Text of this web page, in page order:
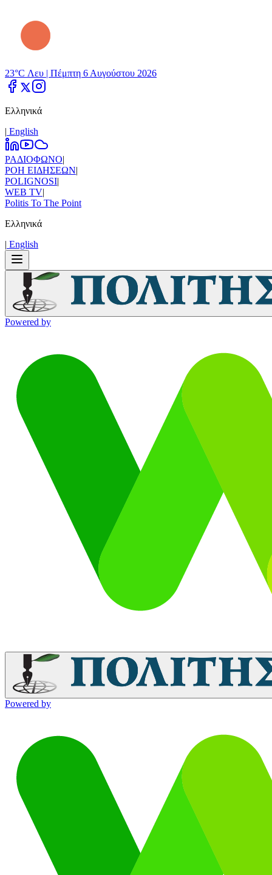
23°C Λευ | Πέμπτη 6 Αυγούστου 2026
Ελληνικά
| Εnglish
ΡΑΔΙΟΦΩΝΟ|
ΡΟΗ ΕΙΔΗΣΕΩΝ|
POLIGNOSI|
WEB TV|
Politis To The Point
Ελληνικά
| Εnglish
Powered by
Powered by